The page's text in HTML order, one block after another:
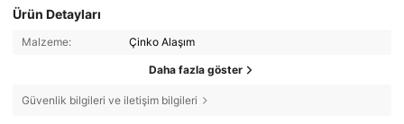
Ürün Detayları
Malzeme: Çinko Alaşım
Daha fazla göster
Güvenlik bilgileri ve iletişim bilgileri